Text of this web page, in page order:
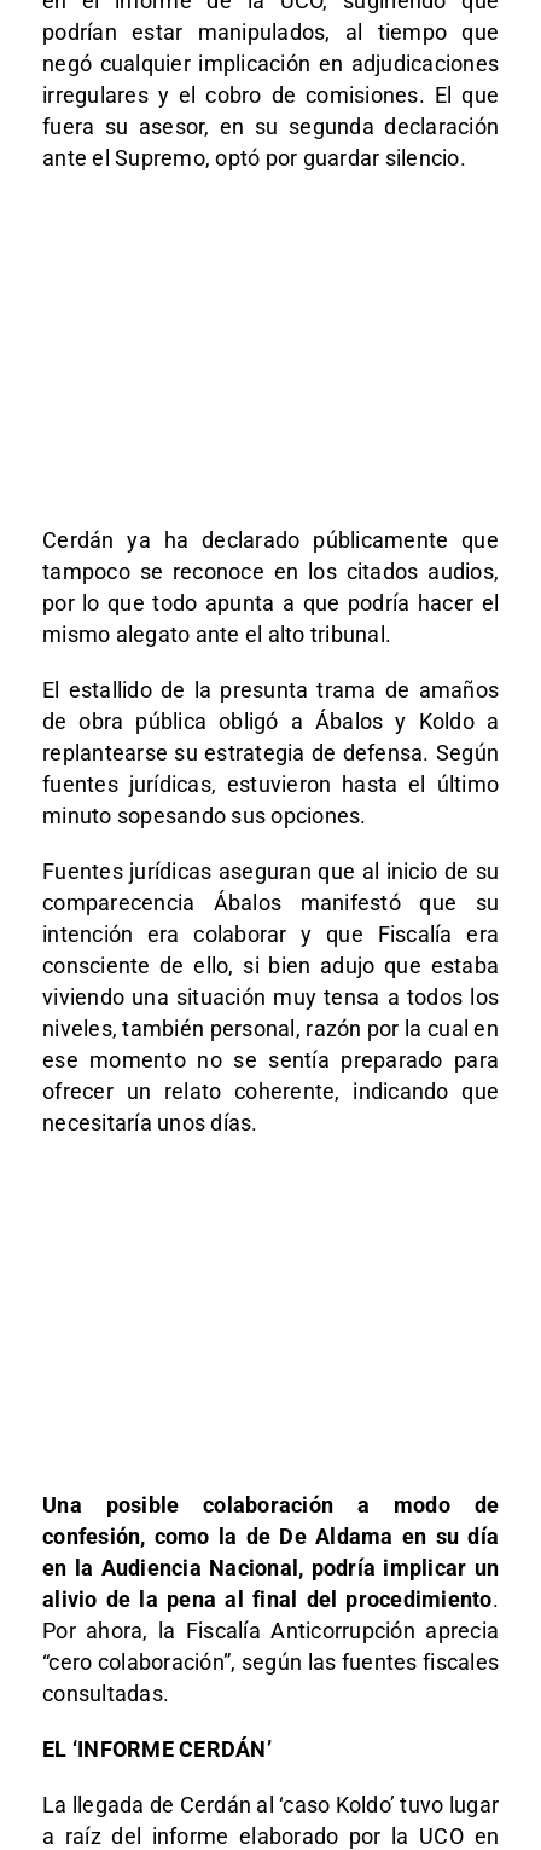
podrían estar manipulados, al tiempo que
negó cualquier implicación en adjudicaciones
irregulares y el cobro de comisiones. El que
fuera su asesor, en su segunda declaración
ante el Supremo, optó por guardar silencio.
Cerdán ya ha declarado públicamente que
tampoco se reconoce en los citados audios,
por lo que todo apunta a que podría hacer el
mismo alegato ante el alto tribunal.
El estallido de la presunta trama de amaños
de obra pública obligó a Ábalos y Koldo a
replantearse su estrategia de defensa. Según
fuentes jurídicas, estuvieron hasta el último
minuto sopesando sus opciones.
Fuentes jurídicas aseguran que al inicio de su
comparecencia Ábalos manifestó que su
intención era colaborar y que Fiscalía era
consciente de ello, si bien adujo que estaba
viviendo una situación muy tensa a todos los
niveles, también personal, razón por la cual en
ese momento no se sentía preparado para
ofrecer un relato coherente, indicando que
necesitaría unos días.
Una posible colaboración a modo de
confesión, como la de De Aldama en su día
en la Audiencia Nacional, podría implicar un
alivio de la pena al final del procedimiento.
Por ahora, la Fiscalía Anticorrupción aprecia
“cero colaboración”, según las fuentes fiscales
consultadas.
EL ‘INFORME CERDÁN’
La llegada de Cerdán al ‘caso Koldo’ tuvo lugar
a raíz del informe elaborado por la UCO en